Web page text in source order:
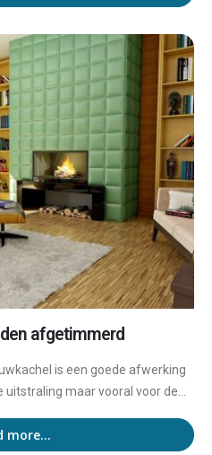
afgetimmerd
is een goede afwerking
maar vooral voor de...
more...